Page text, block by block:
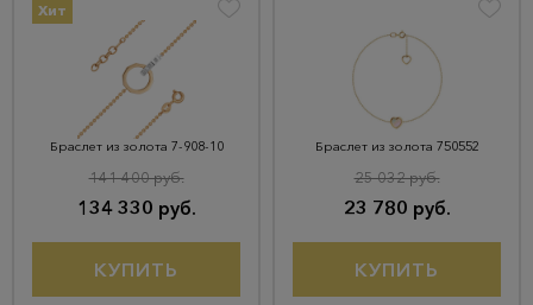
Хит
Браслет из золота 7-908-10
134 330 руб.
141 400 руб.
КУПИТЬ
Браслет из золота 750552
23 780 руб.
25 032 руб.
КУПИТЬ